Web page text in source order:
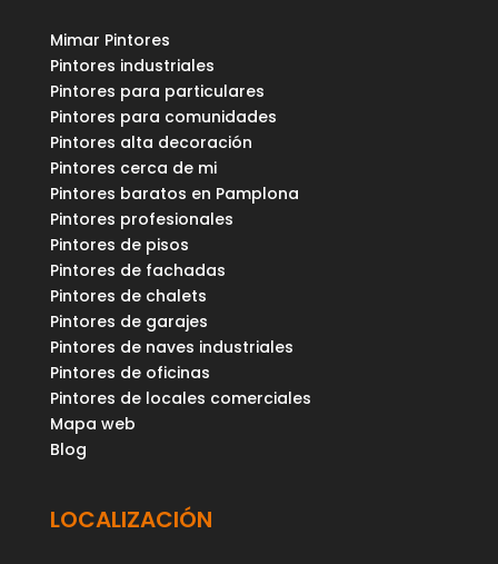
Mimar Pintores
Pintores industriales
Pintores para particulares
Pintores para comunidades
Pintores alta decoración
Pintores cerca de mi
Pintores baratos en Pamplona
Pintores profesionales
Pintores de pisos
Pintores de fachadas
Pintores de chalets
Pintores de garajes
Pintores de naves industriales
Pintores de oficinas
Pintores de locales comerciales
Mapa web
Blog
LOCALIZACIÓN